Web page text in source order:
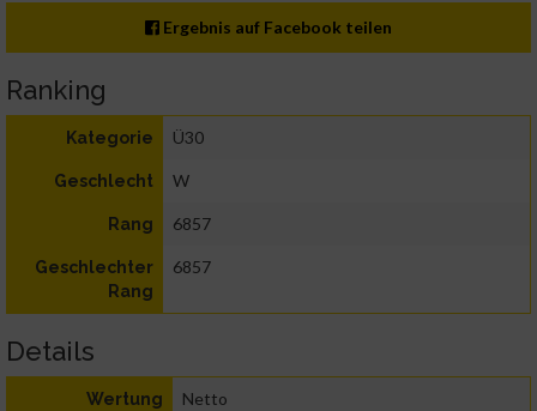
Ergebnis auf Facebook teilen
Ranking
Kategorie Ü30
Geschlecht W
Rang 6857
Geschlechter
Rang
6857
Details
Wertung Netto